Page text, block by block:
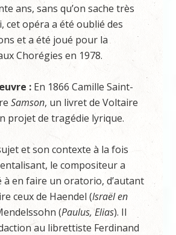
ans, sans qu’on sache très
cet opéra a été oublié des
et a été joué pour la
Chorégies en 1978.
: En 1866 Camille Saint-
Samson, un livret de Voltaire
projet de tragédie lyrique.
et son contexte à la fois
le compositeur a
à en faire un oratorio, d’autant
ceux de Haendel (Israël en
(Paulus, Elias). Il
au librettiste Ferdinand